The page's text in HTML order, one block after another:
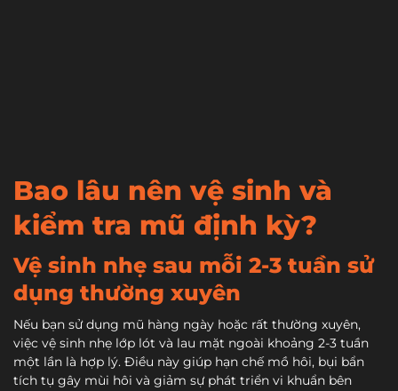
Bao lâu nên vệ sinh và
kiểm tra mũ định kỳ?
Vệ sinh nhẹ sau mỗi 2-3 tuần sử
dụng thường xuyên
Nếu bạn sử dụng mũ hàng ngày hoặc rất thường xuyên,
việc vệ sinh nhẹ lớp lót và lau mặt ngoài khoảng 2-3 tuần
một lần là hợp lý. Điều này giúp hạn chế mồ hôi, bụi bẩn
tích tụ gây mùi hôi và giảm sự phát triển vi khuẩn bên